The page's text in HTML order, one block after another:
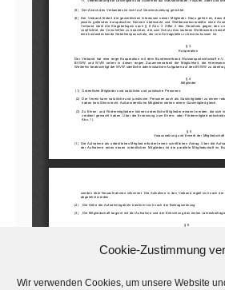
Cookie-Zustimmung
Wir verwenden Cookies, um unsere Website